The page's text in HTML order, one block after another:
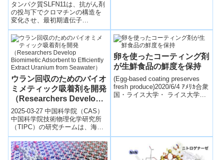
タンパク質SLFN11は、抗がん剤
の投与下でクロマチンの構造を
変化させ、最初期遺伝子
（immediate early genes）と呼
ばれる、ストレス応答や免疫反
応に関わる遺伝子群の発現を高
めることを発見した。
ウラン回収のためのバイオ
ミメティック吸着剤を開発
（Researchers Develop
Biomimetic Adsorbent to
Efficiently Extract
Uranium from
Seawater）
2025-03-27 中国科学院（CAS）
中国科学院技術物理化学研究所
（TIPC）の研究チームは、海水
中からウランを効率よく抽出す
る生体模倣型吸着材を開発し
た。...
卵を使ったコーティング剤
が生鮮食品の鮮度を保持
(Egg-based coating preserves
fresh produce)2020/6/4 ｱﾒﾘｶ合衆
国・ライス大学・ ライス大学